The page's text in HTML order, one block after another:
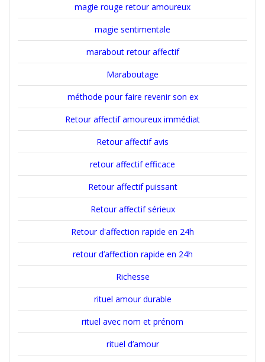
magie rouge retour amoureux
magie sentimentale
marabout retour affectif
Maraboutage
méthode pour faire revenir son ex
Retour affectif amoureux immédiat
Retour affectif avis
retour affectif efficace
Retour affectif puissant
Retour affectif sérieux
Retour d'affection rapide en 24h
retour d’affection rapide en 24h
Richesse
rituel amour durable
rituel avec nom et prénom
rituel d’amour